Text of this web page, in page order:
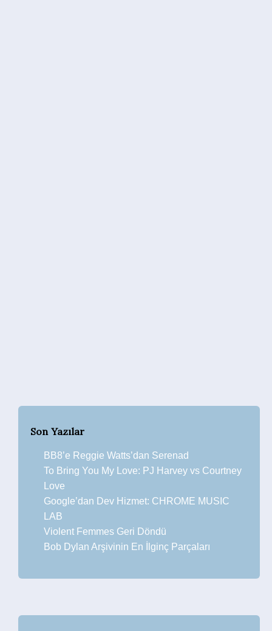
Son Yazılar
BB8’e Reggie Watts’dan Serenad
To Bring You My Love: PJ Harvey vs Courtney
Love
Google’dan Dev Hizmet: CHROME MUSIC
LAB
Violent Femmes Geri Döndü
Bob Dylan Arşivinin En İlginç Parçaları